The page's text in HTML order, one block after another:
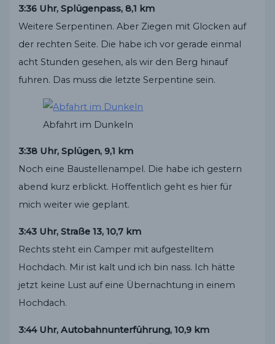
3:36 Uhr, Splügenpass, 8,1 km
Weitere Serpentinen. Aber Ziegen mit Glocken auf
der rechten Seite. Die habe ich vor gerade einmal
acht Stunden gesehen, als wir den Berg hinauf
fuhren. Das muss die letzte Serpentine sein.
Abfahrt im Dunkeln
3:38 Uhr, Splügen, 9,1 km
Noch eine Baustellenampel. Die habe ich gestern
abend kurz erblickt. Hoffentlich geht es hier für
mich weiter wie geplant.
3:43 Uhr, Straße 13, 10,7 km
Rechts steht ein Camper mit aufgestelltem
Hochdach. Mir ist kalt und ich bin nass. Ich hätte
jetzt keine Lust auf eine Übernachtung in einem
Hochdach.
3:44 Uhr, Autobahnunterführung, 10,9 km